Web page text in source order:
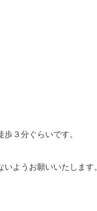
３分ぐらいです。
ようお願いいたします